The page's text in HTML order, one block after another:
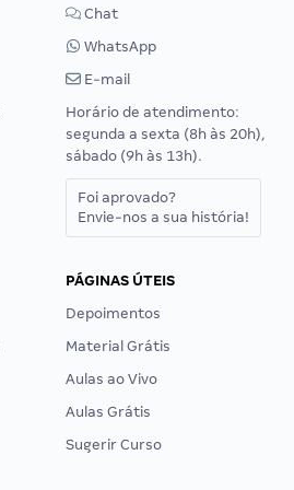
Chat
WhatsApp
E-mail
Horário de atendimento:
segunda a sexta (8h às 20h),
sábado (9h às 13h).
Foi aprovado?
Envie-nos a sua história!
PÁGINAS ÚTEIS
Depoimentos
Material Grátis
Aulas ao Vivo
Aulas Grátis
Sugerir Curso